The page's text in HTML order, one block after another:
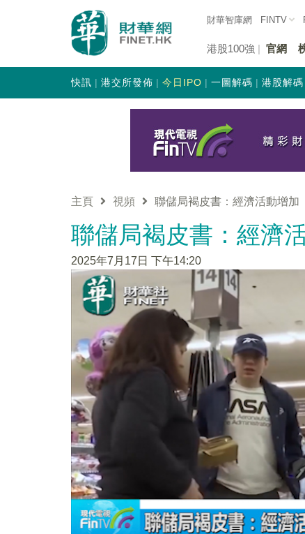
財華智庫網 FINTV
港股100強 官網
快訊 港交所發佈 今日IPO 一圖解碼 港股解碼
主頁 視頻 聯儲局褐皮書：經濟活動增
聯儲局褐皮書：經濟
2025年7月17日 下午14:20